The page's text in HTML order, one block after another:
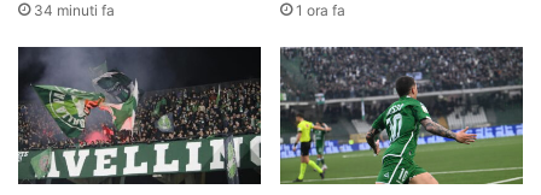
34 minuti fa 1 ora fa